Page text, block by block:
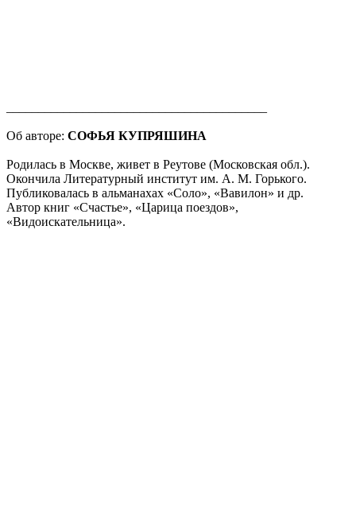
Об авторе: СОФЬЯ КУПРЯШИНА
Родилась в Москве, живет в Реутове (Московская обл.).
Окончила Литературный институт им. А. М. Горького.
Публиковалась в альманахах «Соло», «Вавилон» и др.
Автор книг «Счастье», «Царица поездов»,
«Видоискательница».